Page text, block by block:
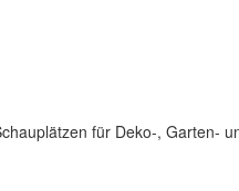
für Deko-, Garten-